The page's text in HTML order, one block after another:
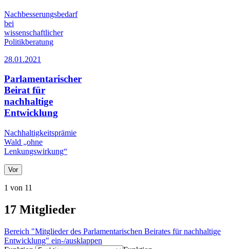
Nachbesserungsbedarf
bei
wissenschaftlicher
Politikberatung
28.01.2021
Parlamentarischer
Beirat für
nachhaltige
Entwicklung
Nachhaltigkeitsprämie
Wald „ohne
Lenkungswirkung“
Vor
1 von 11
17 Mitglieder
Bereich "Mitglieder des Parlamentarischen Beirates für nachhaltige
Entwicklung" ein-/ausklappen